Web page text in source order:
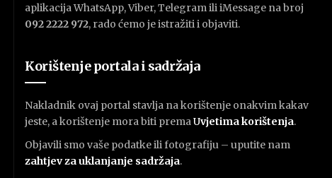
aplikacija WhatsApp, Viber, Telegram ili iMessage na broj
092 2222 972, rado ćemo je istražiti i objaviti.
Korištenje portala i sadržaja
Nakladnik ovaj portal stavlja na korištenje onakvim kakav
jeste, a korištenje mora biti premaUvjetima korištenja.
Objavili smo vaše podatke ili fotografiju – uputite nam
zahtjev za uklanjanje sadržaja.